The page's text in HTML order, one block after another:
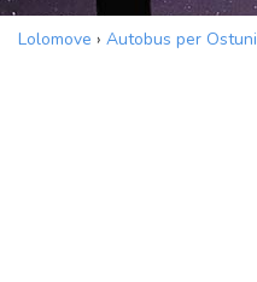
Lolomove › Autobus per Ostuni